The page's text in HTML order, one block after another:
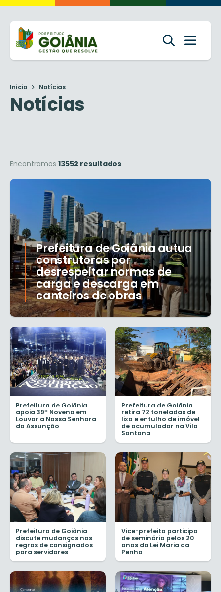
Início Notícias
Notícias
Encontramos 13552 resultados
Prefeitura de Goiânia autua
construtoras por
desrespeitar normas de
carga e descarga em
canteiros de obras
Prefeitura de Goiânia
apoia 39ª Novena em
Louvor a Nossa Senhora
da Assunção
Prefeitura de Goiânia
retira 72 toneladas de
lixo e entulho de imóvel
de acumulador na Vila
Santana
Prefeitura de Goiânia
discute mudanças nas
regras de consignados
para servidores
Vice-prefeita participa
de seminário pelos 20
anos da Lei Maria da
Penha